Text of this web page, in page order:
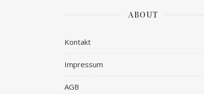
ABOUT
Kontakt
Impressum
AGB